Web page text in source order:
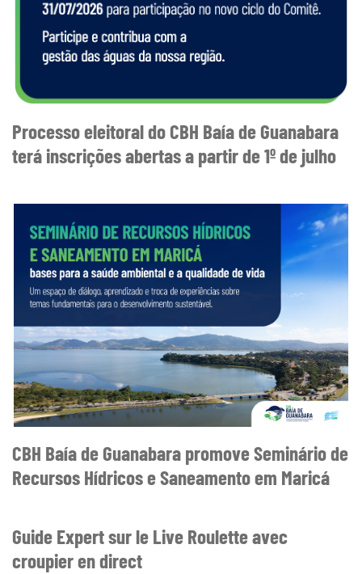
Processo eleitoral do CBH Baía de Guanabara
terá inscrições abertas a partir de 1º de julho
CBH Baía de Guanabara promove Seminário de
Recursos Hídricos e Saneamento em Maricá
Guide Expert sur le Live Roulette avec
croupier en direct